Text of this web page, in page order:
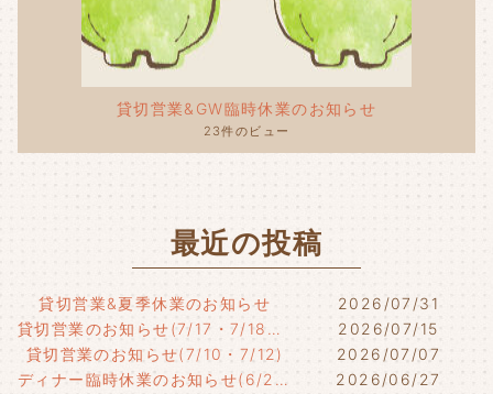
貸切営業&GW臨時休業のお知らせ
23件のビュー
最近の投稿
貸切営業&夏季休業のお知らせ
2026/07/31
貸切営業のお知らせ(7/17・7/18・7/21)
2026/07/15
貸切営業のお知らせ(7/10・7/12)
2026/07/07
ディナー臨時休業のお知らせ(6/29)
2026/06/27